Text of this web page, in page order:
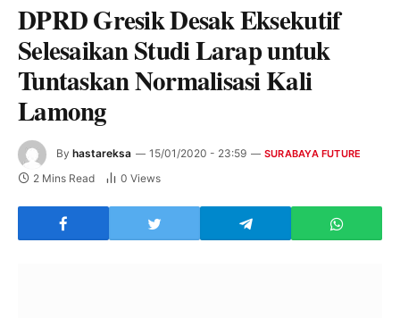
DPRD Gresik Desak Eksekutif
Selesaikan Studi Larap untuk
Tuntaskan Normalisasi Kali
Lamong
By hastareksa 15/01/2020 - 23:59 SURABAYA FUTURE
2 Mins Read 0 Views